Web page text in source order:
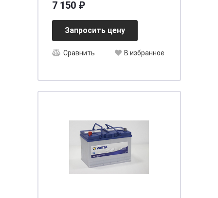
[д232ш173в225/620EN] [D23]
7 150 ₽
Запросить цену
Сравнить В избранное